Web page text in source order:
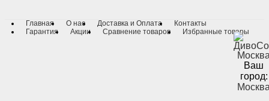
Главная О нас Доставка и Оплата
Контакты
Гарантия
Акции Сравнение товаров Избранные товары
Ваш
город: